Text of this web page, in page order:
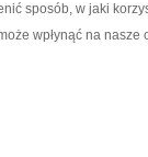
sposób, w jaki
wpłynąć na